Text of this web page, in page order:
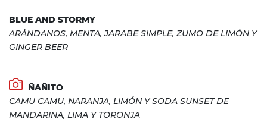
BLUE AND STORMY
ARÁNDANOS, MENTA, JARABE SIMPLE, ZUMO DE LIMÓN Y
GINGER BEER
ÑAÑITO
CAMU CAMU, NARANJA, LIMÓN Y SODA SUNSET DE
MANDARINA, LIMA Y TORONJA